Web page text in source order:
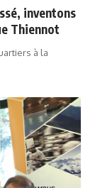
inventons
Thiennot
à la